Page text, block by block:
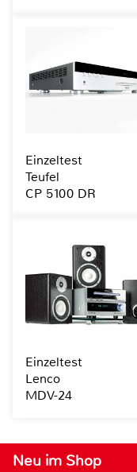
Neu im Shop
Einzeltest
Teufel
CP 5100 DR
Einzeltest
Lenco
MDV-24